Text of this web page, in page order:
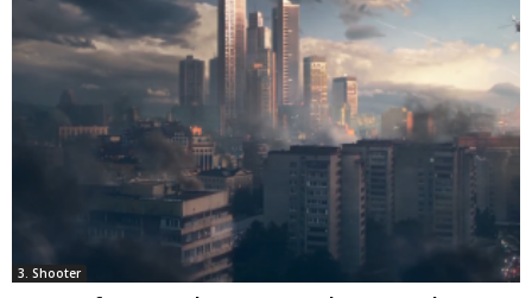
3. Shooter